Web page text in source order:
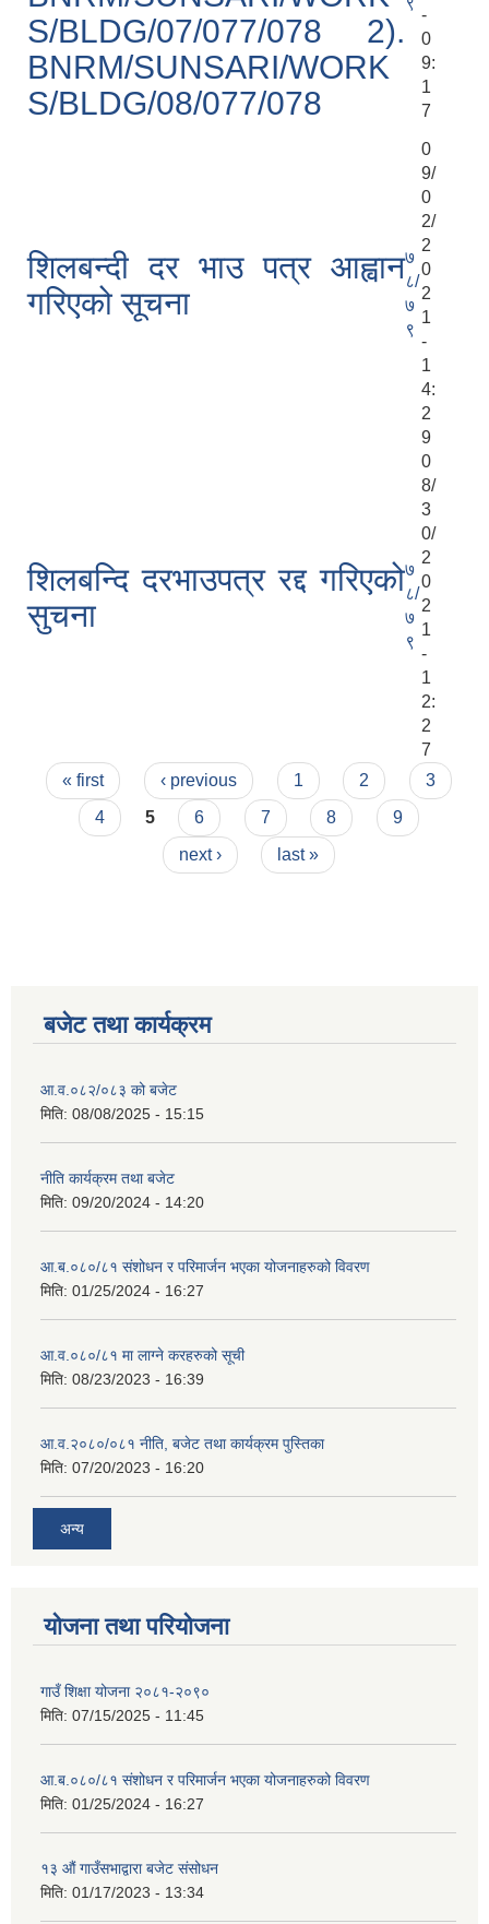
S/BLDG/07/077/078 2).
BNRM/SUNSARI/WORK
S/BLDG/08/077/078
-
0
9:
1
7
शिलबन्दी दर भाउ पत्र आह्वान
गरिएको सूचना
७
८/
७
९
0
9/
0
2/
2
0
2
1
-
1
4:
2
9
शिलबन्दि दरभाउपत्र रद्द गरिएको
सुचना
७
८/
७
९
0
8/
3
0/
2
0
2
1
-
1
2:
2
7
Pages
« first ‹ previous 1 2
3
4
5 6 7 8
9
next ›
last »
बजेट तथा कार्यक्रम
आ.व.०८२/०८३ को बजेट
मिति: 08/08/2025 - 15:15
नीति कार्यक्रम तथा बजेट
मिति: 09/20/2024 - 14:20
आ.ब.०८०/८१ संशोधन र परिमार्जन भएका योजनाहरुको विवरण
मिति: 01/25/2024 - 16:27
आ.व.०८०/८१ मा लाग्ने करहरुको सूची
मिति: 08/23/2023 - 16:39
आ.व.२०८०/०८१ नीति, बजेट तथा कार्यक्रम पुस्तिका
मिति: 07/20/2023 - 16:20
अन्य
योजना तथा परियोजना
गाउँ शिक्षा योजना २०८१-२०९०
मिति: 07/15/2025 - 11:45
आ.ब.०८०/८१ संशोधन र परिमार्जन भएका योजनाहरुको विवरण
मिति: 01/25/2024 - 16:27
१३ औं गाउँसभाद्वारा बजेट संसोधन
मिति: 01/17/2023 - 13:34